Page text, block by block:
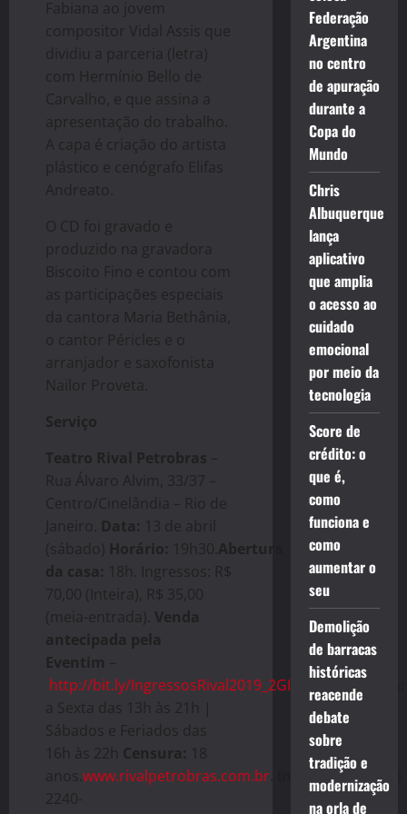
Fabiana ao jovem
compositor Vidal Assis que
dividiu a parceria (letra)
com Hermínio Bello de
Carvalho, e que assina a
apresentação do trabalho.
A capa é criação do artista
plástico e cenógrafo Elifas
Andreato.
O CD foi gravado e
produzido na gravadora
Biscoito Fino e contou com
as participações especiais
da cantora Maria Bethânia,
o cantor Péricles e o
arranjador e saxofonista
Nailor Proveta.
Serviço
Teatro Rival Petrobras –
Rua Álvaro Alvim, 33/37 –
Centro/Cinelândia – Rio de
Janeiro. Data: 13 de abril
(sábado) Horário: 19h30. Abertura
da casa: 18h. Ingressos: R$
70,00 (Inteira), R$ 35,00
(meia-entrada). Venda
antecipada pela
Eventim –
http://bit.ly/IngressosRival2019_2GIaEKp Bilheteria:
a Sexta das 13h às 21h |
Sábados e Feriados das
16h às 22h Censura: 18
anos. www.rivalpetrobras.com.br Informações:
(21)
2240-
Federação
Argentina
no centro
de apuração
durante a
Copa do
Mundo
Chris
Albuquerque
lança
aplicativo
que amplia
o acesso ao
cuidado
emocional
por meio da
tecnologia
Score de
crédito: o
que é,
como
funciona e
como
aumentar o
seu
Demolição
de barracas
históricas
reacende
debate
sobre
tradição e
modernização
na orla de